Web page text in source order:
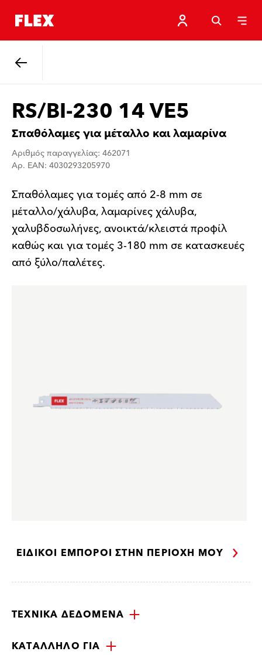
RS/BI-230 14 VE5
Σπαθόλαμες για μέταλλο και λαμαρίνα
Αριθμός παραγγελίας: 462071
Αρ. EAN: 4030293205970
Σπαθόλαμες για τομές από 2-8 mm σε
μέταλλο/χάλυβα, λαμαρίνες χάλυβα,
χαλυβδοσωλήνες, ανοικτά/κλειστά προφίλ
καθώς και για τομές 3-180 mm σε κατασκευές
από ξύλο/παλέτες.
ΕΙΔΙΚΟΊ ΈΜΠΟΡΟΙ ΣΤΗΝ ΠΕΡΙΟΧΉ ΜΟΥ
ΤΕΧΝΙΚΆ ΔΕΔΟΜΈΝΑ
ΚΑΤΆΛΛΗΛΟ ΓΙΑ